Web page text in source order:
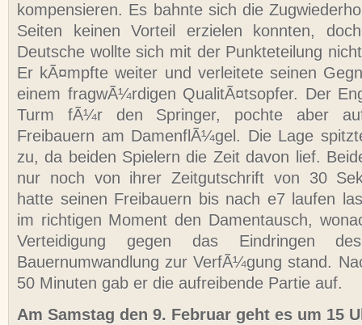
kompensieren. Es bahnte sich die
Seiten keinen Vorteil erzielen konnten,
Deutsche wollte sich mit der Punkteteilung
Er kÃ¤mpfte weiter und verleitete seinen
einem fragwÃ¼rdigen QualitÃ¤tsopfer. Der
Turm fÃ¼r den Springer, pochte aber
Freibauern am DamenflÃ¼gel. Die Lage
zu, da beiden Spielern die Zeit davon lief.
nur noch von ihrer Zeitgutschrift von 30
hatte seinen Freibauern bis nach e7 laufen
im richtigen Moment den Damentausch,
Verteidigung gegen das Eindringen
Bauernumwandlung zur VerfÃ¼gung stand.
50 Minuten gab er die aufreibende Partie auf.
Am Samstag den 9. Februar geht es um 15